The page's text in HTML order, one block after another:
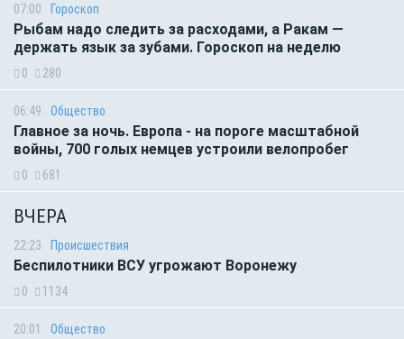
07:00 Гороскоп
Рыбам надо следить за расходами, а Ракам —
держать язык за зубами. Гороскоп на неделю
0 280
06:49 Общество
Главное за ночь. Европа - на пороге масштабной
войны, 700 голых немцев устроили велопробег
0 681
ВЧЕРА
22:23 Происшествия
Беспилотники ВСУ угрожают Воронежу
0 1134
20:01 Общество